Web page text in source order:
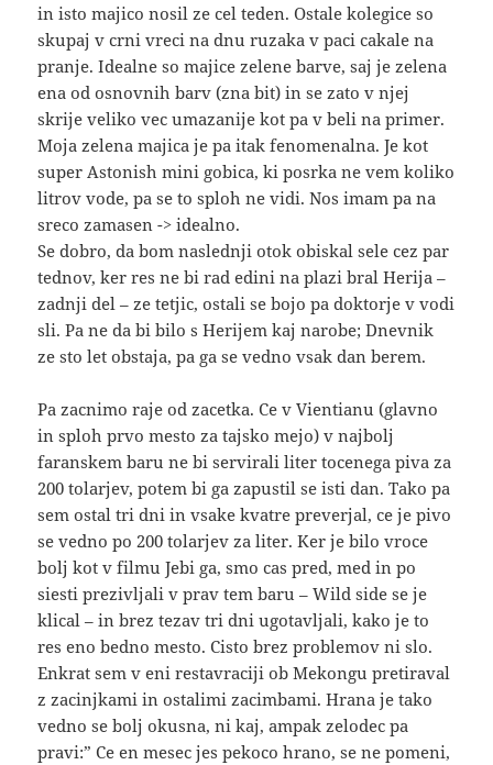
in isto majico nosil ze cel teden. Ostale kolegice so
skupaj v crni vreci na dnu ruzaka v paci cakale na
pranje. Idealne so majice zelene barve, saj je zelena
ena od osnovnih barv (zna bit) in se zato v njej
skrije veliko vec umazanije kot pa v beli na primer.
Moja zelena majica je pa itak fenomenalna. Je kot
super Astonish mini gobica, ki posrka ne vem koliko
litrov vode, pa se to sploh ne vidi. Nos imam pa na
sreco zamasen -> idealno.
Se dobro, da bom naslednji otok obiskal sele cez par
tednov, ker res ne bi rad edini na plazi bral Herija –
zadnji del – ze tetjic, ostali se bojo pa doktorje v vodi
sli. Pa ne da bi bilo s Herijem kaj narobe; Dnevnik
ze sto let obstaja, pa ga se vedno vsak dan berem.
Pa zacnimo raje od zacetka. Ce v Vientianu (glavno
in sploh prvo mesto za tajsko mejo) v najbolj
faranskem baru ne bi servirali liter tocenega piva za
200 tolarjev, potem bi ga zapustil se isti dan. Tako pa
sem ostal tri dni in vsake kvatre preverjal, ce je pivo
se vedno po 200 tolarjev za liter. Ker je bilo vroce
bolj kot v filmu Jebi ga, smo cas pred, med in po
siesti prezivljali v prav tem baru – Wild side se je
klical – in brez tezav tri dni ugotavljali, kako je to
res eno bedno mesto. Cisto brez problemov ni slo.
Enkrat sem v eni restavraciji ob Mekongu pretiraval
z zacinjkami in ostalimi zacimbami. Hrana je tako
vedno se bolj okusna, ni kaj, ampak zelodec pa
pravi:” Ce en mesec jes pekoco hrano, se ne pomeni,